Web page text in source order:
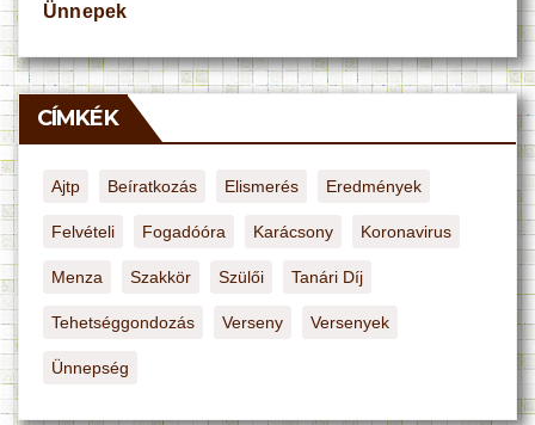
Ünnepek
CÍMKÉK
Ajtp Beíratkozás Elismerés Eredmények
Felvételi Fogadóóra Karácsony Koronavirus
Menza Szakkör Szülői Tanári Díj
Tehetséggondozás Verseny Versenyek
Ünnepség